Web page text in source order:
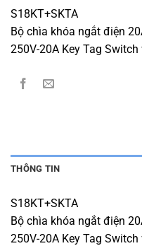
S18KT+SKTA
Bộ chìa khóa ngắt điện
250V-20A Key Tag
THÔNG TIN
S18KT+SKTA
Bộ chìa khóa ngắt điện
250V-20A Key Tag